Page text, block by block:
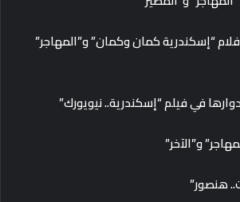
“إسكندرية كمان وكمان” و”المهاجر”
في فيلم “إسكندرية.. نيويورك”
و”الآخر”
هنصور”